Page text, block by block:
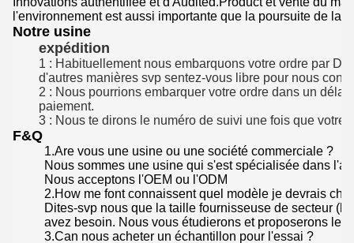
l'environnement est aussi importante que la poursuite de la
Notre usine
expédition
1 : Habituellement nous embarquons votre ordre par
d'autres manières svp sentez-vous libre pour nous
2 : Nous pourrions embarquer votre ordre dans un
paiement.
3 : Nous te dirons le numéro de suivi une fois que votre
F&Q
1.Are vous une usine ou une société commerciale ?
Nous sommes une usine qui s'est spécialisée dans
Nous acceptons l'OEM ou l'ODM
2.How me font connaissent quel modèle je devrais
Dites-svp nous que la taille fournisseuse de secteur
avez besoin. Nous vous étudierons et proposerons le
3.Can nous acheter un échantillon pour l'essai ?